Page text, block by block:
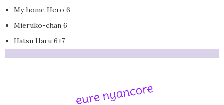
My home Hero 6
Mieruko-chan 6
Hatsu Haru 6+7